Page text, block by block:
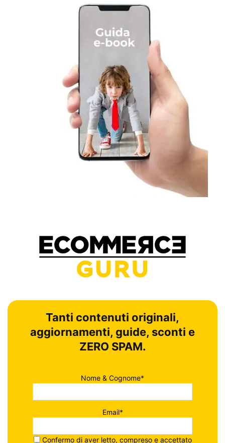
Tanti contenuti originali,
aggiornamenti, guide, sconti e
ZERO SPAM.
Nome & Cognome*
Email*
Confermo di aver letto, compreso e accettato